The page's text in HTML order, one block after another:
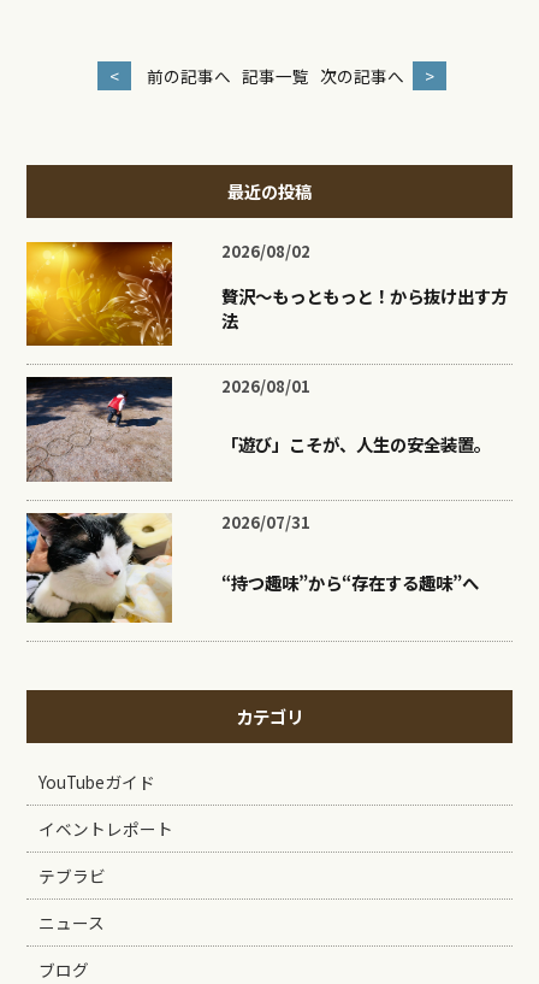
< 前の記事へ 記事一覧 次の記事へ >
最近の投稿
2026/08/02
贅沢〜もっともっと！から抜け出す方
法
2026/08/01
「遊び」こそが、人生の安全装置。
2026/07/31
“持つ趣味”から“存在する趣味”へ
カテゴリ
YouTubeガイド
イベントレポート
テブラビ
ニュース
ブログ